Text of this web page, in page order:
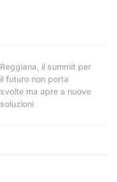
Reggiana, il summit per
il futuro non porta
svolte ma apre a nuove
soluzioni